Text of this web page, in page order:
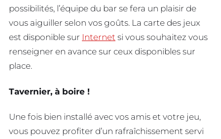
possibilités, l’équipe du bar se fera un plaisir de
vous aiguiller selon vos goûts. La carte des jeux
est disponible sur Internet si vous souhaitez vous
renseigner en avance sur ceux disponibles sur
place.
Tavernier, à boire !
Une fois bien installé avec vos amis et votre jeu,
vous pouvez profiter d’un rafraîchissement servi